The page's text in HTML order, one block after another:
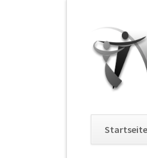
Startseite